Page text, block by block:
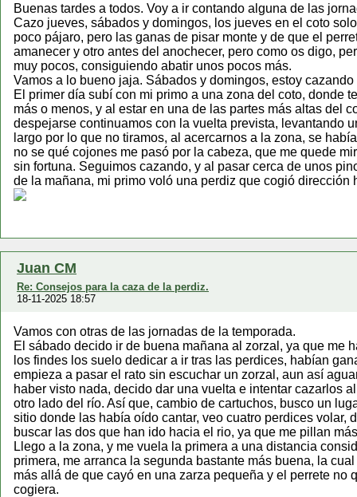
Buenas tardes a todos. Voy a ir contando alguna de las
Cazo jueves, sábados y domingos, los jueves en el coto
poco pájaro, pero las ganas de pisar monte y de que el
amanecer y otro antes del anochecer, pero como os digo,
muy pocos, consiguiendo abatir unos pocos más.
Vamos a lo bueno jaja. Sábados y domingos, estoy
El primer día subí con mi primo a una zona del coto, donde
más o menos, y al estar en una de las partes más altas del
despejarse continuamos con la vuelta prevista, levantando
largo por lo que no tiramos, al acercarnos a la zona, se
no se qué cojones me pasó por la cabeza, que me quede
sin fortuna. Seguimos cazando, y al pasar cerca de unos
de la mañana, mi primo voló una perdiz que cogió
Juan CM
Re: Consejos para la caza de la perdiz.
18-11-2025 18:57
Vamos con otras de las jornadas de la temporada.
El sábado decido ir de buena mañana al zorzal, ya que me
los findes los suelo dedicar a ir tras las perdices, habían
empieza a pasar el rato sin escuchar un zorzal, aun así
haber visto nada, decido dar una vuelta e intentar cazarlos
otro lado del río. Así que, cambio de cartuchos, busco un
sitio donde las había oído cantar, veo cuatro perdices
buscar las dos que han ido hacia el rio, ya que me pillan
Llego a la zona, y me vuela la primera a una distancia
primera, me arranca la segunda bastante más buena, la
más allá de que cayó en una zarza pequeña y el perrete
cogiera.